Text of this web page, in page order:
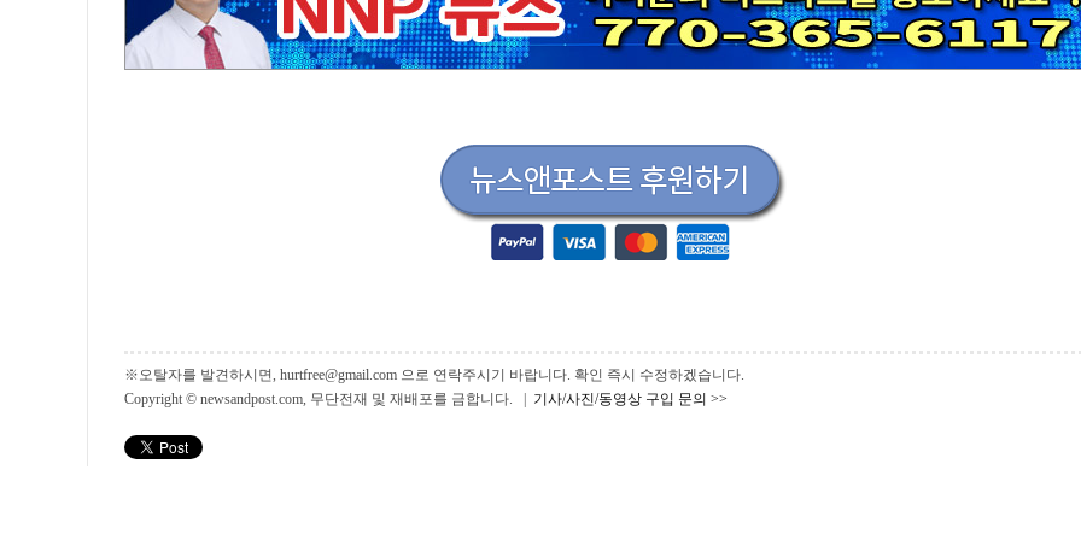
※오탈자를 발견하시면, hurtfree@gmail.com 으로 연락주시기 바랍니다. 확인 즉시 수정하겠습니다.
Copyright © newsandpost.com, 무단전재 및 재배포를 금합니다. | 기사/사진/동영상 구입 문의 >>